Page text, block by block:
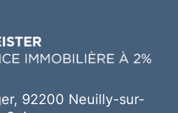
92200 Neuilly-sur-